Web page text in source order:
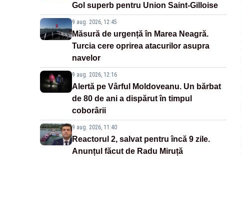
Gol superb pentru Union Saint-Gilloise
9 aug. 2026, 12:45
Măsură de urgență în Marea Neagră.
Turcia cere oprirea atacurilor asupra
navelor
9 aug. 2026, 12:16
Alertă pe Vârful Moldoveanu. Un bărbat
de 80 de ani a dispărut în timpul
coborârii
9 aug. 2026, 11:40
Reactorul 2, salvat pentru încă 9 zile.
Anunțul făcut de Radu Miruță